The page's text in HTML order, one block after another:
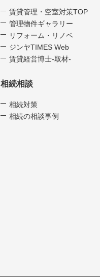
賃貸管理・空室対策TOP
管理物件ギャラリー
リフォーム・リノベ
ジンヤTIMES Web
賃貸経営博士-取材-
相続相談
相続対策
相続の相談事例